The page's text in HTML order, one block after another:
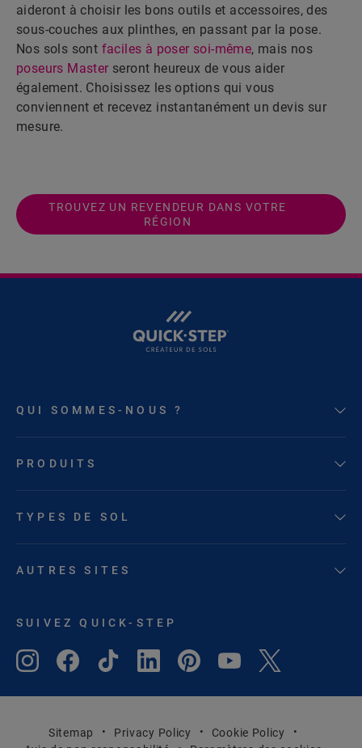
aideront à choisir les bons outils et accessoires, des
sous-couches aux plinthes, en passant par la pose.
Nos sols sont faciles à poser soi-même, mais nos
poseurs Master seront heureux de vous aider
également. Choisissez les options qui vous
conviennent et recevez instantanément un devis sur
mesure.
TROUVEZ UN REVENDEUR DANS VOTRE
RÉGION
QUI SOMMES-NOUS ?
PRODUITS
TYPES DE SOL
AUTRES SITES
SUIVEZ QUICK-STEP
Sitemap Privacy Policy
Cookie Policy